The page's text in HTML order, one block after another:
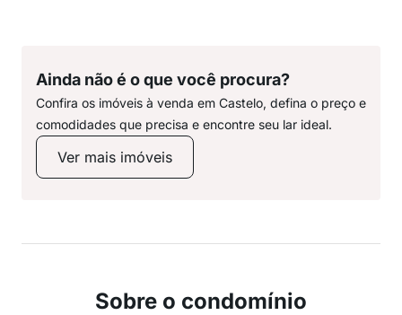
Ainda não é o que você procura?
Confira os imóveis à venda em Castelo, defina o preço e
comodidades que precisa e encontre seu lar ideal.
Ver mais imóveis
Sobre o condomínio